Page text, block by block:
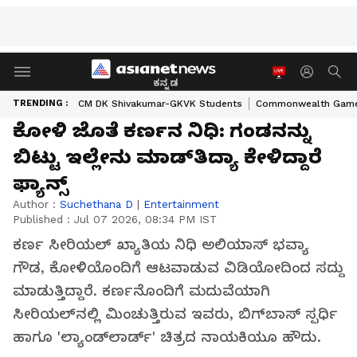
ಕನ್ನಡ
TRENDING : CM DK Shivakumar-GKVK Students Commonwealth
ಕೋಳಿ ಜೊತೆ ಕರ್ಣನ ನಿಧಿ: ಗಂಡನನ್ನು
ಬಿಟ್ಟು ಇಲ್ಲೇನು ಮಾಡ್​ತಿದ್ಯಾ ಕೇಳಿದ್ದಾರೆ
ಫ್ಯಾನ್ಸ್​
Author : Suchethana D | Entertainment
Published : Jul 07 2026, 08:34 PM IST
ಕರ್ಣ ಸೀರಿಯಲ್ ಖ್ಯಾತಿಯ ನಿಧಿ ಅಲಿಯಾಸ್ ಭವ್ಯಾ
ಗೌಡ, ಕೋಳಿಯೊಂದಿಗೆ ಆಟವಾಡುವ ವಿಡಿಯೋದಿಂದ ಸದ್ದು
ಮಾಡುತ್ತಿದ್ದಾರೆ. ಕರ್ಣನೊಂದಿಗೆ ಮದುವೆಯಾಗಿ
ಸೀರಿಯಲ್‌ನಲ್ಲಿ ಮಿಂಚುತ್ತಿರುವ ಇವರು, ಬಿಗ್‌ಬಾಸ್ ಸ್ಪರ್ಧಿ
ಹಾಗೂ 'ಲ್ಯಾಂಡ್‌ಲಾರ್ಡ್' ಚಿತ್ರದ ನಾಯಕಿಯೂ ಹೌದು.